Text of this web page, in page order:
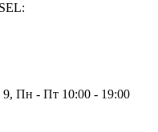
9, Пн - Пт 10:00 - 19:00